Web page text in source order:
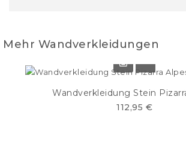
Mehr Wandverkleidungen
Wandverkleidung Stein
112,95 €